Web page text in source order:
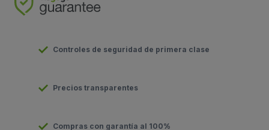
Controles de seguridad de primera clase
Precios transparentes
Compras con garantía al 100%